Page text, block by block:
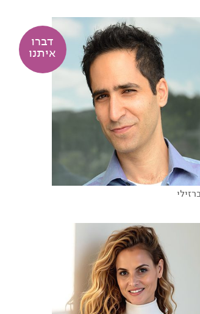
דברו
איתנו
על בינה מלאכותית ותבונה אנושית
התייעלות בתקופות של אי וודאות
מנגנון השינוי
אשליית הפרודקטיביות
על בני אדם, AI, ותבונה אנושית
מובילות בעולם משתנה
העתיד האפל של הפרטיות הדיגיטלית
אמנות הכישלון
הסמטאות החשוכות בעולם הווירטואלי